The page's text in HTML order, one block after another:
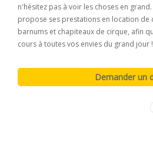
n'hésitez pas à voir les choses en grand.
propose ses prestations en location de
barnums et chapiteaux de cirque, afin
cours à toutes vos envies du grand jour !